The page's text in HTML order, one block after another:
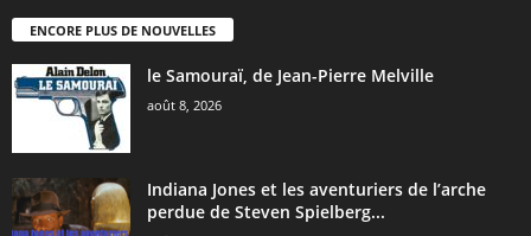
ENCORE PLUS DE NOUVELLES
le Samouraï, de Jean-Pierre Melville
août 8, 2026
Indiana Jones et les aventuriers de l’arche
perdue de Steven Spielberg...